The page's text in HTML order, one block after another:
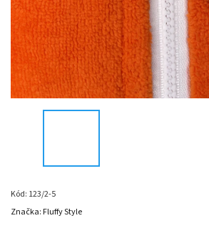
Kód: 123/2-5
Značka: Fluffy Style